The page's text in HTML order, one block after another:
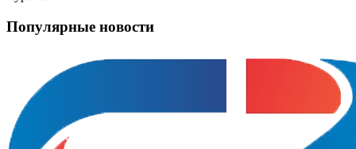
Популярные новости